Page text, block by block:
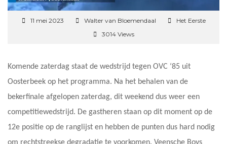
11 mei 2023 Walter van Bloemendaal
Het Eerste
3014 Views
Komende zaterdag staat de wedstrijd tegen OVC ‘85 uit
Oosterbeek op het programma. Na het behalen van de
bekerfinale afgelopen zaterdag, dit weekend dus weer een
competitiewedstrijd. De gastheren staan op dit moment op de
12e positie op de ranglijst en hebben de punten dus hard nodig